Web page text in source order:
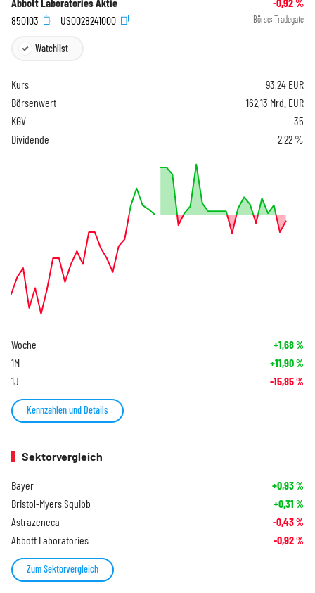
850103
US0028241000 Börse: Tradegate
Watchlist
Kurs 93,24 EUR
Börsenwert
162,13 Mrd. EUR
KGV
35
Dividende
2,22 %
Woche +1,68%
1M +11,90%
1J -15,85%
Kennzahlen und Details
Sektorvergleich
Bayer +0,93%
Bristol-Myers Squibb +0,31 %
Astrazeneca -0,43%
Abbott Laboratories -0,92%
Zum Sektorvergleich